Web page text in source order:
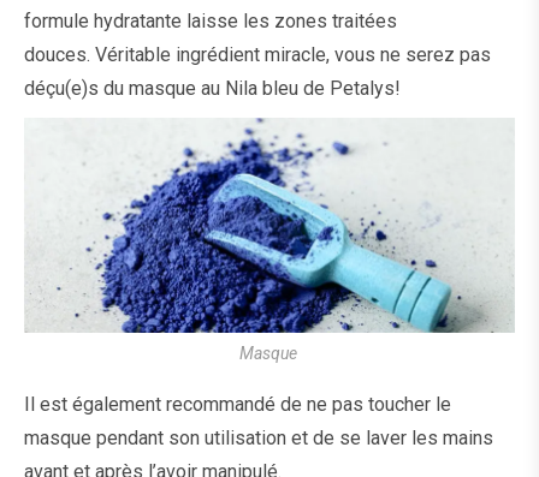
formule hydratante laisse les zones traitées
douces. Véritable ingrédient miracle, vous ne serez pas
déçu(e)s du masque au Nila bleu de Petalys!
Masque
Il est également recommandé de ne pas toucher le
masque pendant son utilisation et de se laver les mains
avant et après l’avoir manipulé.